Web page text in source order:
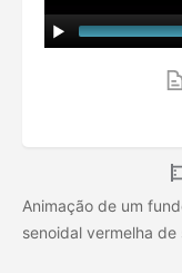
Animação de um
senoidal vermelha